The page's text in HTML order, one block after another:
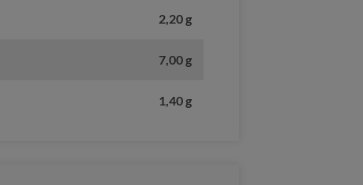
2,20 g
7,00 g
1,40 g